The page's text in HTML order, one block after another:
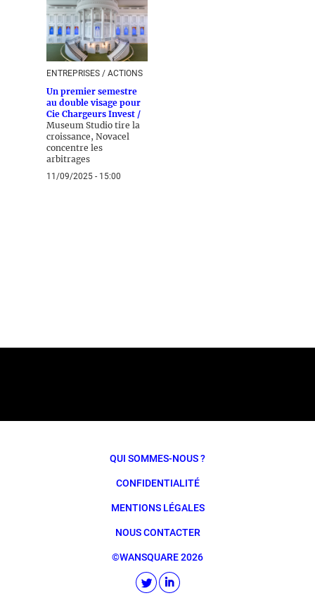
ENTREPRISES / ACTIONS
Un premier semestre
au double visage pour
Cie Chargeurs Invest /
Museum Studio tire la
croissance, Novacel
concentre les
arbitrages
11/09/2025 - 15:00
QUI SOMMES-NOUS ?
CONFIDENTIALITÉ
MENTIONS LÉGALES
NOUS CONTACTER
©WANSQUARE 2026